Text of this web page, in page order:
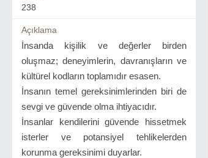
238
Açıklama
İnsanda kişilik ve değerler birden
oluşmaz; deneyimlerin, davranışların ve
kültürel kodların toplamıdır esasen.
İnsanın temel gereksinimlerinden biri de
sevgi ve güvende olma ihtiyacıdır.
İnsanlar kendilerini güvende hissetmek
isterler ve potansiyel tehlikelerden
korunma gereksinimi duyarlar.